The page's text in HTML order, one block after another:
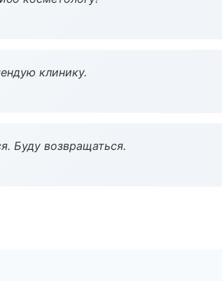
клинику.
Буду возвращаться.